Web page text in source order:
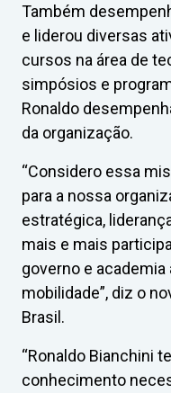
Também
e liderou diversas
cursos na área de
simpósios e
Ronaldo
da organização.
“Considero essa
para a nossa
estratégica,
mais e mais
governo e
mobilidade”, diz o
Brasil.
“Ronaldo Bianchini
conhecimento